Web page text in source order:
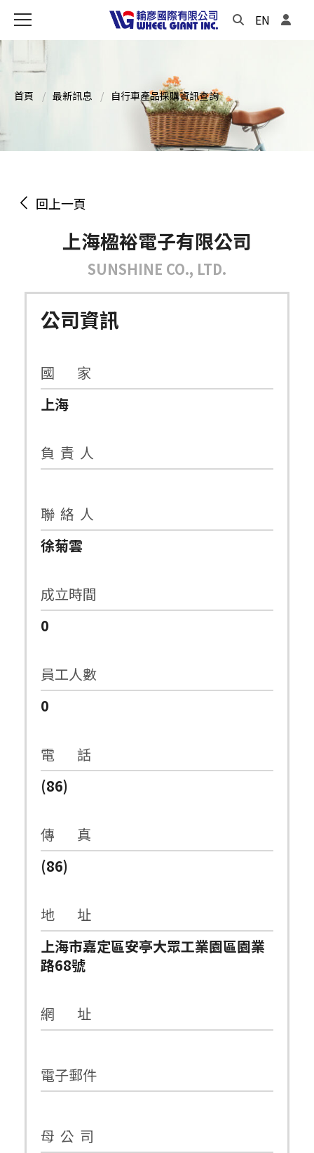
EN
首頁 最新訊息 自行車產品採購資訊查詢
回上一頁
上海楹裕電子有限公司
SUNSHINE CO., LTD.
公司資訊
國 家
上海
負 責 人
聯 絡 人
徐菊雲
成立時間
0
員工人數
0
電 話
(86)
傳 真
(86)
地 址
上海市嘉定區安亭大眾工業園區園業
路68號
網 址
電子郵件
母 公 司